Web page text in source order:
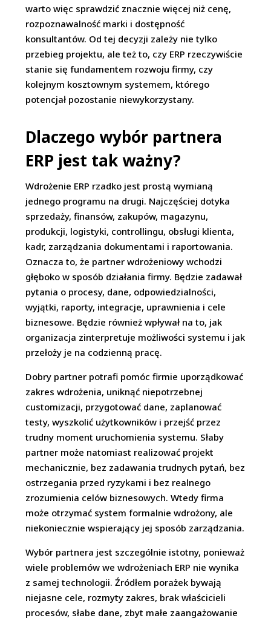
warto więc sprawdzić znacznie więcej niż cenę,
rozpoznawalność marki i dostępność
konsultantów. Od tej decyzji zależy nie tylko
przebieg projektu, ale też to, czy ERP rzeczywiście
stanie się fundamentem rozwoju firmy, czy
kolejnym kosztownym systemem, którego
potencjał pozostanie niewykorzystany.
Dlaczego wybór partnera
ERP jest tak ważny?
Wdrożenie ERP rzadko jest prostą wymianą
jednego programu na drugi. Najczęściej dotyka
sprzedaży, finansów, zakupów, magazynu,
produkcji, logistyki, controllingu, obsługi klienta,
kadr, zarządzania dokumentami i raportowania.
Oznacza to, że partner wdrożeniowy wchodzi
głęboko w sposób działania firmy. Będzie zadawał
pytania o procesy, dane, odpowiedzialności,
wyjątki, raporty, integracje, uprawnienia i cele
biznesowe. Będzie również wpływał na to, jak
organizacja zinterpretuje możliwości systemu i jak
przełoży je na codzienną pracę.
Dobry partner potrafi pomóc firmie uporządkować
zakres wdrożenia, uniknąć niepotrzebnej
customizacji, przygotować dane, zaplanować
testy, wyszkolić użytkowników i przejść przez
trudny moment uruchomienia systemu. Słaby
partner może natomiast realizować projekt
mechanicznie, bez zadawania trudnych pytań, bez
ostrzegania przed ryzykami i bez realnego
zrozumienia celów biznesowych. Wtedy firma
może otrzymać system formalnie wdrożony, ale
niekoniecznie wspierający jej sposób zarządzania.
Wybór partnera jest szczególnie istotny, ponieważ
wiele problemów we wdrożeniach ERP nie wynika
z samej technologii. Źródłem porażek bywają
niejasne cele, rozmyty zakres, brak właścicieli
procesów, słabe dane, zbyt małe zaangażowanie